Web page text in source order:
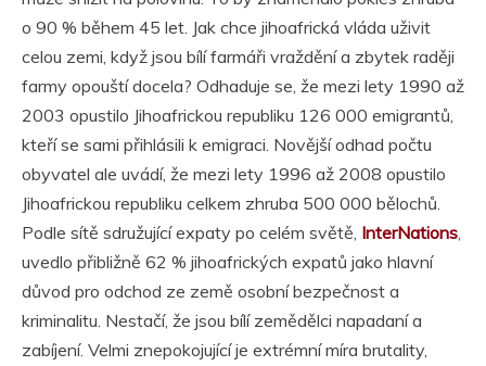
o 90 % během 45 let. Jak chce jihoafrická vláda uživit
celou zemi, když jsou bílí farmáři vraždění a zbytek raději
farmy opouští docela? Odhaduje se, že mezi lety 1990 až
2003 opustilo Jihoafrickou republiku 126 000 emigrantů,
kteří se sami přihlásili k emigraci. Novější odhad počtu
obyvatel ale uvádí, že mezi lety 1996 až 2008 opustilo
Jihoafrickou republiku celkem zhruba 500 000 bělochů.
Podle sítě sdružující expaty po celém světě, InterNations
uvedlo přibližně 62 % jihoafrických expatů jako hlavní
důvod pro odchod ze země osobní bezpečnost a
kriminalitu. Nestačí, že jsou bílí zemědělci napadaní a
zabíjení. Velmi znepokojující je extrémní míra brutality,